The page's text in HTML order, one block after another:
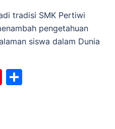
tradisi SMK Pertiwi
pengetahuan
siswa dalam Dunia
Pinterest